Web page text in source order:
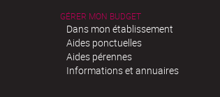
GÉRER MON BUDGET
Dans mon établissement
Aides ponctuelles
Aides pérennes
Informations et annuaires